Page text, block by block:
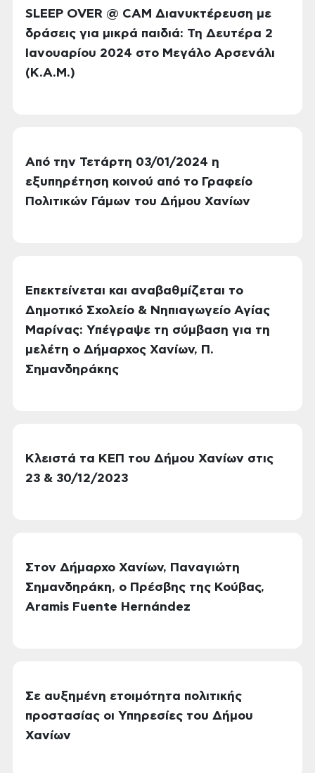
SLEEP OVER @ CAM Διανυκτέρευση με
δράσεις για μικρά παιδιά: Τη Δευτέρα 2
Ιανουαρίου 2024 στο Μεγάλο Αρσενάλι
(Κ.Α.Μ.)
Από την Τετάρτη 03/01/2024 η
εξυπηρέτηση κοινού από το Γραφείο
Πολιτικών Γάμων του Δήμου Χανίων
Επεκτείνεται και αναβαθμίζεται το
Δημοτικό Σχολείο & Νηπιαγωγείο Αγίας
Μαρίνας: Υπέγραψε τη σύμβαση για τη
μελέτη ο Δήμαρχος Χανίων, Π.
Σημανδηράκης
Κλειστά τα ΚΕΠ του Δήμου Χανίων στις
23 & 30/12/2023
Στον Δήμαρχο Χανίων, Παναγιώτη
Σημανδηράκη, ο Πρέσβης της Κούβας,
Aramis Fuente Hernández
Σε αυξημένη ετοιμότητα πολιτικής
προστασίας οι Υπηρεσίες του Δήμου
Χανίων